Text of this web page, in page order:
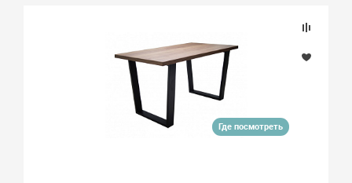
Где посмотреть